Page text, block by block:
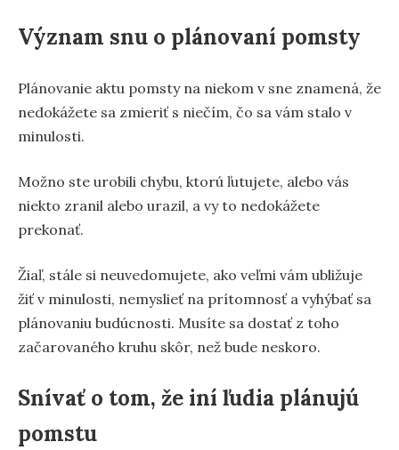
Význam snu o plánovaní pomsty
Plánovanie aktu pomsty na niekom v sne znamená, že
nedokážete sa zmieriť s niečím, čo sa vám stalo v
minulosti.
Možno ste urobili chybu, ktorú ľutujete, alebo vás
niekto zranil alebo urazil, a vy to nedokážete
prekonať.
Žiaľ, stále si neuvedomujete, ako veľmi vám ubližuje
žiť v minulosti, nemyslieť na prítomnosť a vyhýbať sa
plánovaniu budúcnosti. Musíte sa dostať z toho
začarovaného kruhu skôr, než bude neskoro.
Snívať o tom, že iní ľudia plánujú
pomstu